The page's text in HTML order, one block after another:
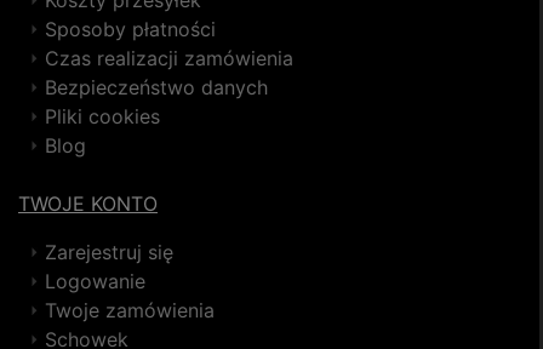
Sposoby płatności
Czas realizacji zamówienia
Bezpieczeństwo danych
Pliki cookies
Blog
TWOJE KONTO
Zarejestruj się
Logowanie
Twoje zamówienia
Schowek